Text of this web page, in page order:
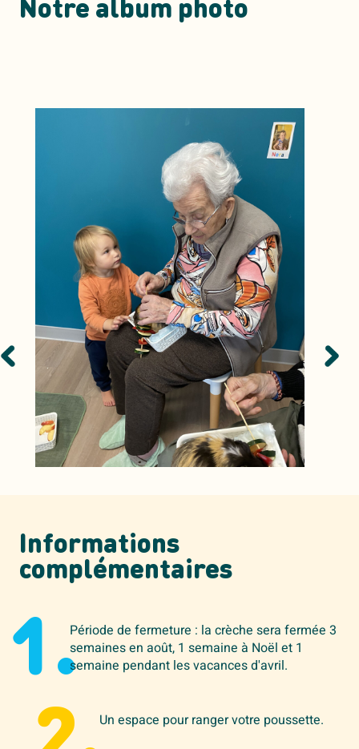
Notre album photo
Informations
complémentaires
1.Période de fermeture : la crèche sera fermée 3
semaines en août, 1 semaine à Noël et 1
semaine pendant les vacances d'avril.
Un espace pour ranger votre poussette.